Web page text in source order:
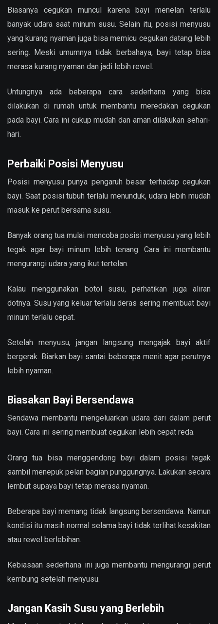
Biasanya cegukan muncul karena bayi menelan terlalu
banyak udara saat minum susu. Selain itu, posisi menyusu
yang kurang nyaman juga bisa memicu cegukan datang lebih
sering. Meski umumnya tidak berbahaya, bayi tetap bisa
merasa kurang nyaman dan jadi lebih rewel.
Untungnya ada beberapa cara sederhana yang bisa
dilakukan di rumah untuk membantu meredakan cegukan
pada bayi. Cara ini cukup mudah dan aman dilakukan sehari-
hari.
Perbaiki Posisi Menyusu
Posisi menyusu punya pengaruh besar terhadap cegukan
bayi. Saat posisi tubuh terlalu menunduk, udara lebih mudah
masuk ke perut bersama susu.
Banyak orang tua mulai mencoba posisi menyusu yang lebih
tegak agar bayi minum lebih tenang. Cara ini membantu
mengurangi udara yang ikut tertelan.
Kalau menggunakan botol susu, perhatikan juga aliran
dotnya. Susu yang keluar terlalu deras sering membuat bayi
minum terlalu cepat.
Setelah menyusu, jangan langsung mengajak bayi aktif
bergerak. Biarkan bayi santai beberapa menit agar perutnya
lebih nyaman.
Biasakan Bayi Bersendawa
Sendawa membantu mengeluarkan udara dari dalam perut
bayi. Cara ini sering membuat cegukan lebih cepat reda.
Orang tua bisa menggendong bayi dalam posisi tegak
sambil menepuk pelan bagian punggungnya. Lakukan secara
lembut supaya bayi tetap merasa nyaman.
Beberapa bayi memang tidak langsung bersendawa. Namun
kondisi itu masih normal selama bayi tidak terlihat kesakitan
atau rewel berlebihan.
Kebiasaan sederhana ini juga membantu mengurangi perut
kembung setelah menyusu.
Jangan Kasih Susu yang Berlebih